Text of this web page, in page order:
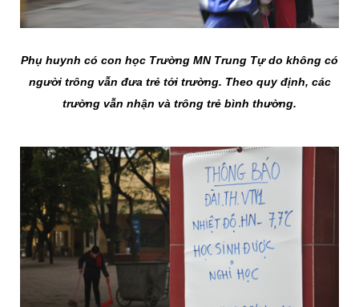
Phụ huynh có con học Trường MN Trung Tự do không có
người trông vẫn đưa trẻ tới trường. Theo quy định, các
trường vẫn nhận và trông trẻ bình thường.